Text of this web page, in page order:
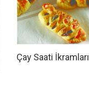
Çay Saati İkramları